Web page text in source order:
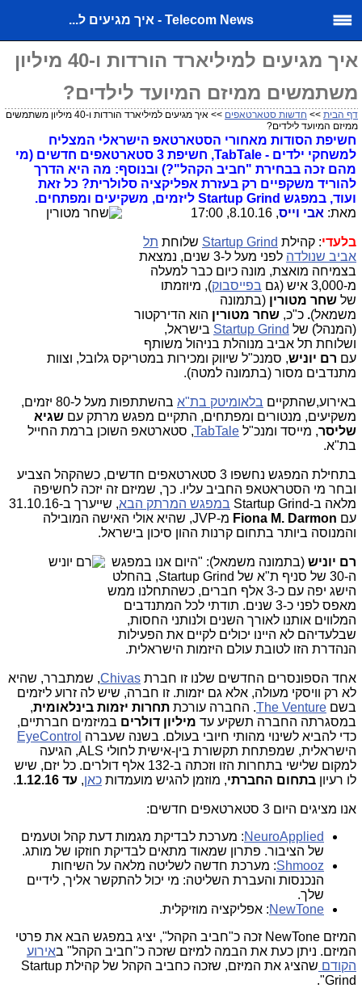
Telecom News - איך מגיעים ל...
איך מגיעים למיליארד הורדות ו-40 מיליון
משתמשים ממיזם המיועד לילדים?
דף הבית >> חדשות סטארטאפים
>> איך מגיעים למיליארד הורדות ו-40 מיליון משתמשים
ממיזם המיועד לילדים?
חשיפת הסודות מאחורי הסטארטאפ הישראלי המצליח
למשחקי ילדים - TabTale, חשיפת 3 סטארטאפים חדשים (מי
מהם זכה בבחירת "חביב הקהל"?) ובנוסף: מה היא הדרך
להוריד משקפיים רק בעזרת אפליקציה סלולרית? כל זאת
ועוד, במפגש Startup Grind ליזמים, משקיעים ומפתחים.
מאת: אבי וייס, 8.10.16, 17:00
בלעדי: קהילת Startup Grind שלוחת תל
אביב שנולדה
לפני מעל ל-3 שנים, נמצאת
בצמיחה מואצת, מונה כיום כבר למעלה
מ-3,000 איש (גם
בפייסבוק), מיוזמתו
של שחר מטורין (בתמונה
משמאל). כ"כ, שחר מטורין הוא הדירקטור
(המנהל) של Startup Grind בישראל,
ושלוחת תל אביב מנוהלת בניהול משותף
עם רם יוניש, סמנכ"ל שיווק ומכירות במטריקס גלובל, וצוות
מתנדבים מסור (בתמונה למטה).
באירוע,שהתקיים בלאומיטק בת"א
בהשתתפות מעל ל-80 יזמים,
משקיעים, מנטורים ומפתחים, התקיים מפגש מרתק עם שגיא
שליסר, מייסד ומנכ"ל TabTale, סטארטאפ השוכן ברמת החייל
בת"א.
בתחילת המפגש נחשפו 3 סטארטאפים חדשים, כשהקהל הצביע
ובחר מי הסטראטאפ החביב עליו. כך, שמיזם זה יזכה לחשיפה
מלאה ב-Startup Grind
במפגש המרתק הבא
, שייערך ב-31.10.16
עם Fiona M. Darmon
מ-JVP, שהיא אולי האישה המובילה
והמנוסה ביותר בתחום קרנות ההון סיכון בישראל.
רם יוניש (בתמונה משמאל): "היום אנו במפגש
ה-30 של סניף ת"א של Startup Grind, בהחלט
הישג יפה עם כ-3 אלף חברים, כשהתחלנו ממש
מאפס לפני כ-3 שנים. תודתי לכל המתנדבים
המלווים אותנו לאורך השנים ולנותני החסות,
שבלעדיהם לא היינו יכולים לקיים את הפעילות
הנהדרת הזו לטובת עולם היזמות הישראלית.
אחד הספונסרים החדשים שלנו זו חברת Chivas, שמתברר, שהיא
לא רק וויסקי מעולה, אלא גם יזמות. זו חברה, שיש לה זרוע ליזמים
בשם The Venture. החברה עורכת תחרות יזמות בינלאומית,
במסגרתה החברה תשקיע עד מיליון דולרים במיזמים חברתיים,
כדי להביא לשינוי מהותי חיובי בעולם. בשנה שעברה EyeControl
הישראלית, שמפתחת תקשורת בין-אישית לחולי ALS, הגיעה
למקום שלישי בתחרות הזו וזכתה ב-132 אלף דולרים. כל יזם, שיש
לו רעיון בתחום החברתי, מוזמן להגיש מועמדות כאן, עד 1.12.16 .
אנו מציגים היום 3 סטארטאפים חדשים:
NeuroApplied: מערכת לבדיקת מגמות דעת קהל וטעמים
של הציבור. פתרון שמאוד מתאים לבדיקת חוזקו של מותג.
Shmooz: מערכת חדשה לשליטה מלאה על השיחות
הנכנסות והעברת השליטה: מי יכול להתקשר אליך, לידיים
שלך.
NewTone: אפליקציה מוזיקלית.
המיזם NewTone זכה כ"חביב הקהל", יציג במפגש הבא את פרטי
המיזם. ניתן כעת את הבמה למיזם שזכה כ"חביב הקהל" באירוע
הקודם
שהציג את המיזם, שזכה כחביב הקהל של קהילת Startup
Grind".